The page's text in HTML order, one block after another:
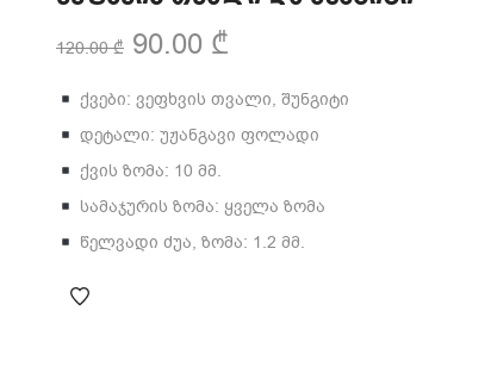
120.00₾ 90.00 ₾
ქვები: ვეფხვის თვალი, შუნგიტი
დეტალი: უჟანგავი ფოლადი
ქვის ზომა: 10 მმ.
სამაჯურის ზომა: ყველა ზომა
წელვადი ძუა, ზომა: 1.2 მმ.